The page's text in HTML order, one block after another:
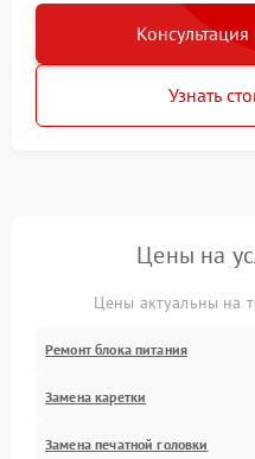
Узнать
Цены на
Цены актуальны на
Ремонт блока питания
Замена каретки
Замена печатной головки